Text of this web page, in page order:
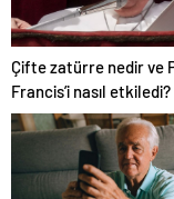
Çifte zatürre nedir ve
Francis’i nasıl etkiledi?